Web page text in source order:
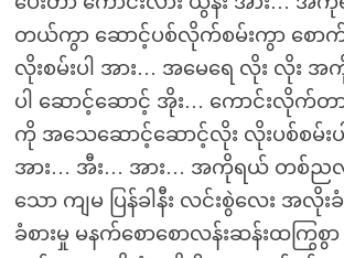
တယ်ကွာ ဆောင့်ပစ်လိုက်စမ်းကွာ စော
လိုးစမ်းပါ အား… အမေရေ လိုး လိုး
ပါ ဆောင့်ဆောင့် အိုး… ကောင်းလိုက်
ကို အသေဆောင့်ဆောင့်လိုး လိုးပစ်စမ်း
အား… အီး… အား… အကိုရယ် တစ်ညလုံ
သော ကျမ ပြန်ခါနီး လင်းစွဲလေး အလို
ခံစားမှု မနက်စောစောလန်းဆန်းထကြွ